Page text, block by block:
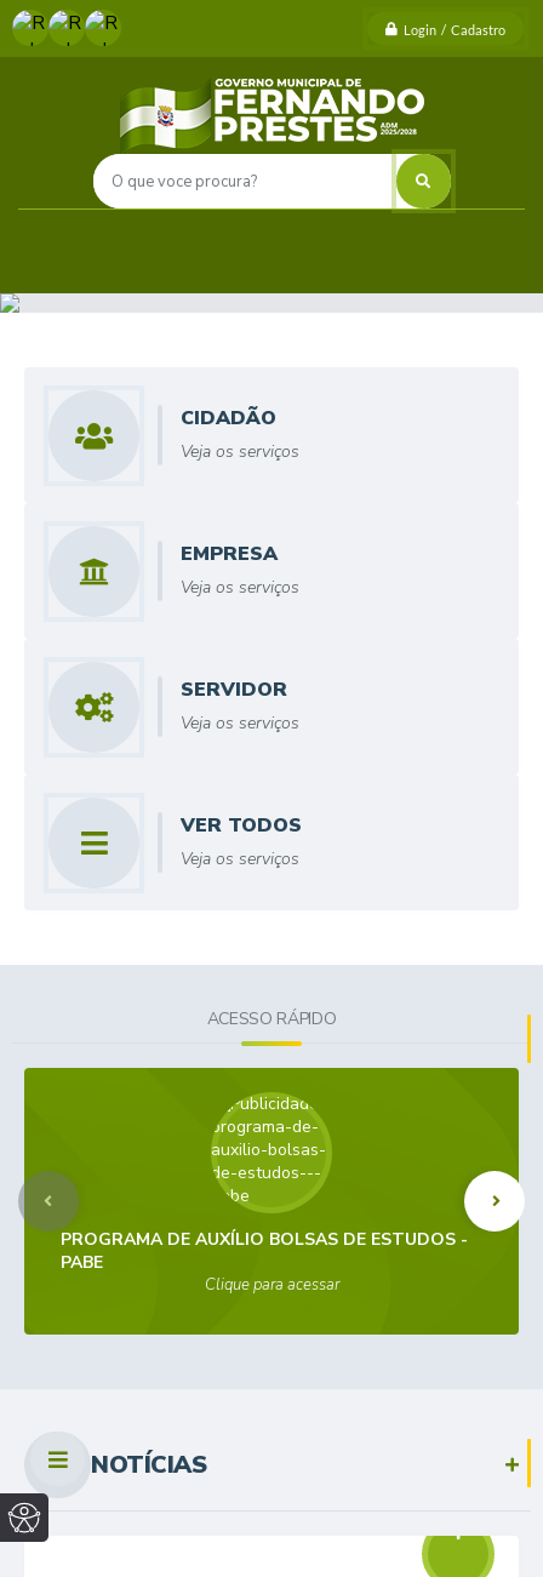
Login / Cadastro
CIDADÃO
Veja os serviços
EMPRESA
Veja os serviços
SERVIDOR
Veja os serviços
VER TODOS
ACESSO RÁPIDO
PROGRAMA DE AUXÍLIO BOLSAS DE ESTUDOS -
PABE
Clique para acessar
NOTÍCIAS